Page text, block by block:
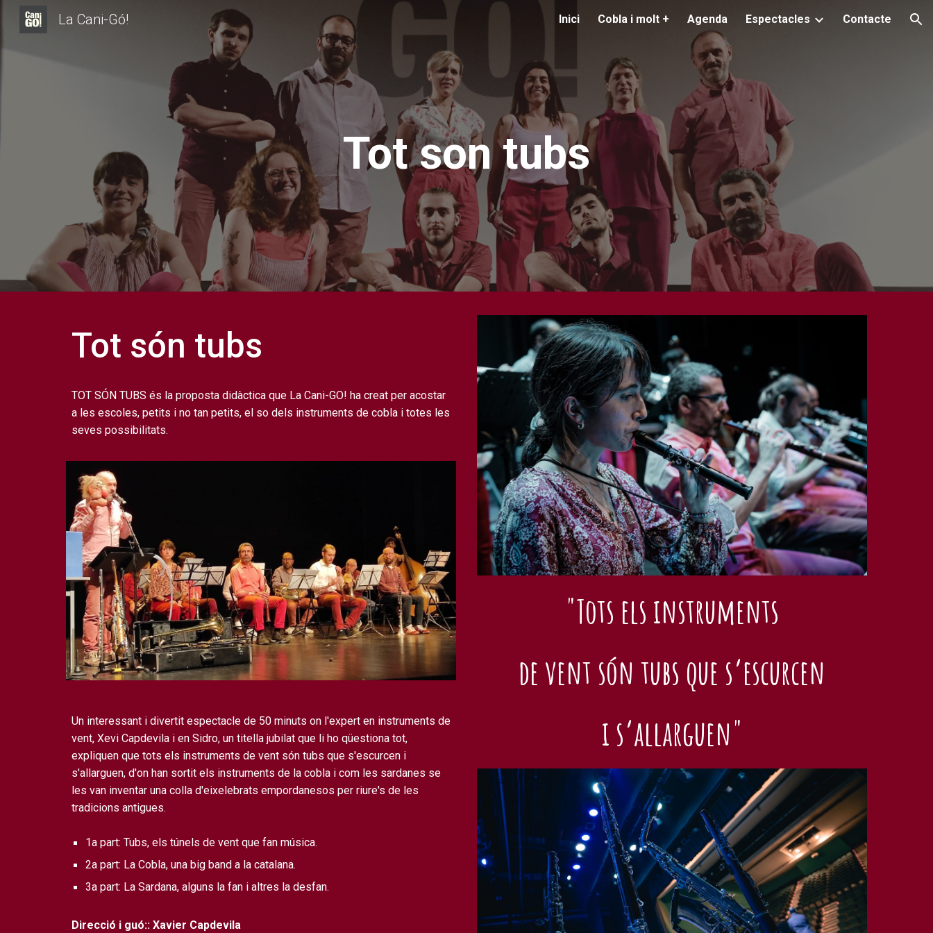
Skip to main content Skip to navigation
La Cani-Gó! Inici Cobla i molt + Agenda Espectacles Contacte
Tot son tubs
Tot són tubs
TOT SÓN TUBS és la proposta didàctica que La Cani-GO! ha creat per acostar
a les escoles, petits i no tan petits, el so dels instruments de cobla i totes les
seves possibilitats.
Un interessant i divertit espectacle de 50 minuts on l'expert en instruments de
vent, Xevi Capdevila i en Sidro, un titella jubilat que li ho qüestiona tot,
expliquen que tots els instruments de vent són tubs que s'escurcen i
s'allarguen, d'on han sortit els instruments de la cobla i com les sardanes se
les van inventar una colla d'eixelebrats empordanesos per riure's de les
tradicions antigues.
1a part: Tubs, els túnels de vent que fan música.
2a part: La Cobla, una big band a la catalana.
3a part: La Sardana, alguns la fan i altres la desfan.
Direcció i guó:: Xavier Capdevila
"Tots els instruments
de vent són tubs que s’escurcen
i s’allarguen"